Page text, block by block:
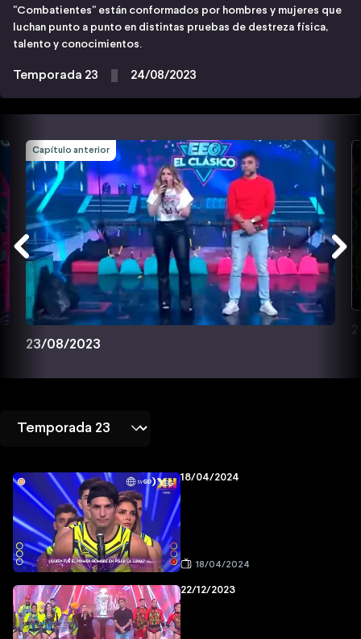
"Combatientes" están conformados por hombres y mujeres que
luchan punto a punto en distintas pruebas de destreza física,
talento y conocimientos.
Temporada 23 24/08/2023
Capítulo anterior
23/08/2023
18/04/2024
18/04/2024
22/12/2023